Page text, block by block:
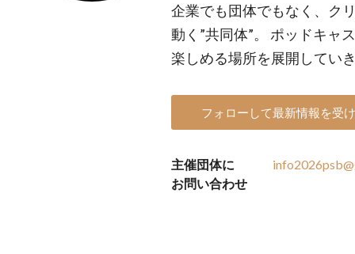
企業でも団体でもなく、ク
動く”共同体”。 ポッドキャ
楽しめる場所を展開してい
フォローして最新情報を受
主催団体に
お問い合わせ